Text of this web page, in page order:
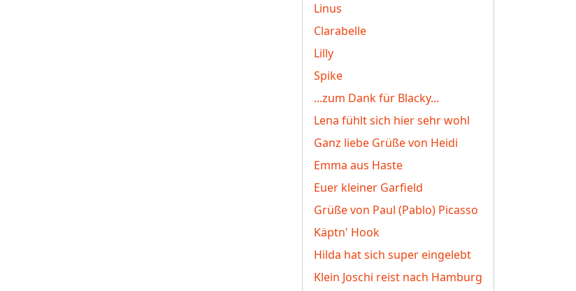
Linus
Clarabelle
Lilly
Spike
...zum Dank für Blacky...
Lena fühlt sich hier sehr wohl
Ganz liebe Grüße von Heidi
Emma aus Haste
Euer kleiner Garfield
Grüße von Paul (Pablo) Picasso
Käptn' Hook
Hilda hat sich super eingelebt
Klein Joschi reist nach Hamburg